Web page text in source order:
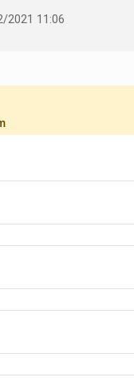
2021 11:06